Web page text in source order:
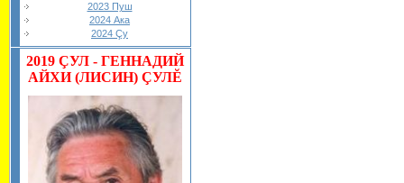
2023 Пуш
2024 Ака
2024 Çу
2019 ÇУЛ - ГЕННАДИЙ
АЙХИ (ЛИСИН) ÇУЛĔ